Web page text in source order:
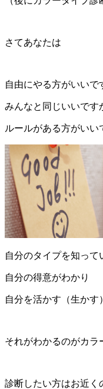
さてあなたは
自由にやる方がいいで
みんなと同じいいです
ルールがある方がいい
自分のタイプを知って
自分の得意がわかり
自分を活かす（生かす
それがわかるのがカラ
診断したい方はお近く